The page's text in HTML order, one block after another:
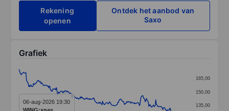
Rekening
openen
Ontdek het aanbod van
Saxo
Grafiek
Line chart with 299 data points.
The chart has 1 X axis displaying categories.
135,00
150,00
165,00
06-aug-2026 19:30